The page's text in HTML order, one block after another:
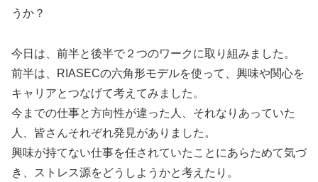
うか？
今日は、前半と後半で２つのワークに取り組みました。
前半は、RIASECの六角形モデルを使って、興味や関心を
キャリアとつなげて考えてみました。
今までの仕事と方向性が違った人、それなりあっていた
人、皆さんそれぞれ発見がありました。
興味が持てない仕事を任されていたことにあらためて気づ
き、ストレス源をどうしようかと考えたり。